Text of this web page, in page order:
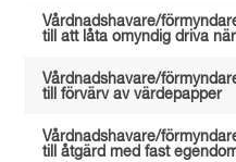
Vårdnadshavare/
till att låta omyndig driva
Vårdnadshavare/
till förvärv av värdepapper
Vårdnadshavare/
till åtgärd med fast